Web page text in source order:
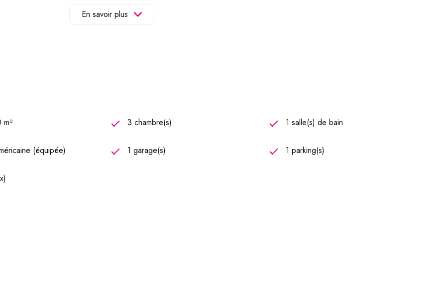
pour les moments de détente, agrémenté d’une pergola et d’une serre de culture pour les amateurs de jardinage.
poser vos valises à Jarny
pas à nous contacter !
En savoir plus
3 chambre(s) 1 salle(s) de bain
(équipée) 1 garage(s) 1 parking(s)